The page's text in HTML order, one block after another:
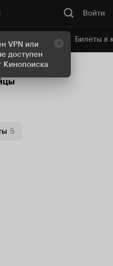
VPN или
доступен
Кинопоиска
Войти
кинотеатр Билеты в
5